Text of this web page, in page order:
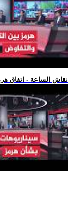
.. نقاش الساعة - اتفاق